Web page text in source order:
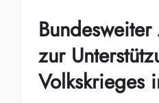
zur
Volkskrieges